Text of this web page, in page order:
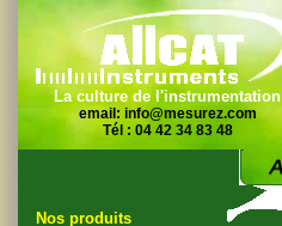
La culture de l'instrumentation
email: info@mesurez.com
Tél : 04 42 34 83 48
Nos produits